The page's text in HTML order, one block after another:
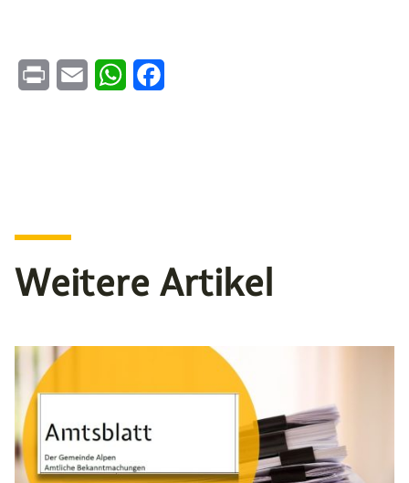
Print Email WhatsApp
Weitere Artikel